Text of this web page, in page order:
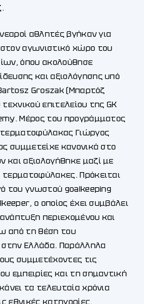
αθλητές βγήκαν για
αγωνιστικό χώρο του
όπου ακολούθησε
και αξιολόγησης υπό
Groszak (Μπαρτόζ
επιτελείου της GK
Μέρος του προγράμματος
Γιώργος
συμμετείχε κανονικά στο
και αξιολογήθηκε μαζί με
τερματοφύλακες. Πρόκειται
του γνωστού goalkeeping
ο οποίος έχει συμβάλει
περιεχομένου και
από τη θέση του
Ελλάδα. Παράλληλα
συμμετέχοντες τις
εμπειρίες και τη σημαντική
τα τελευταία χρόνια
εθνικές κατηγορίες.